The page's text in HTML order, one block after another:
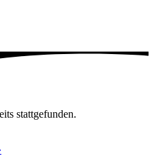
stattgefunden.